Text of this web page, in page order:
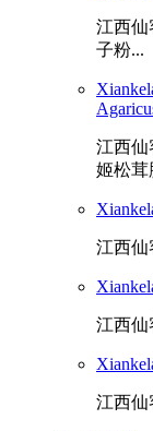
江西仙
子粉...
江西仙
姬松茸
江西仙
江西仙
江西仙